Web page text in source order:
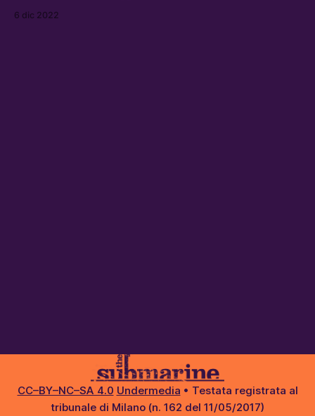
vuole sentire ragioni
6 dic 2022
CC–BY–NC–SA 4.0 Undermedia • Testata registrata al
tribunale di Milano (n. 162 del 11/05/2017)